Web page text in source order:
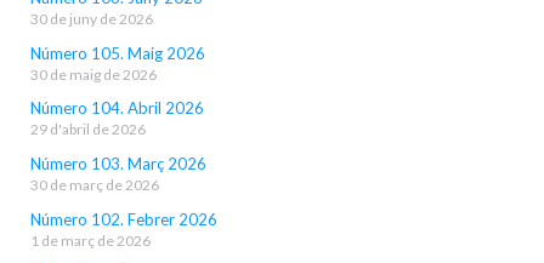
30 de juny de 2026
Número 105. Maig 2026
30 de maig de 2026
Número 104. Abril 2026
29 d'abril de 2026
Número 103. Març 2026
30 de març de 2026
Número 102. Febrer 2026
1 de març de 2026